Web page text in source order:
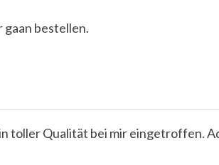
gaan bestellen.
toller Qualität bei mir eingetroffen.